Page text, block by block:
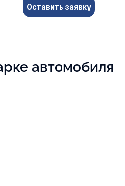
Оставить заявку
автомобиля